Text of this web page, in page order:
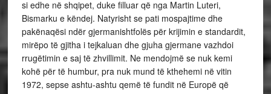
si edhe në shqipet, duke filluar që nga Martin Luteri,
Bismarku e këndej. Natyrisht se pati mospajtime dhe
pakënaqësi ndër gjermanishtfolës për krijimin e standardit,
mirëpo të gjitha i tejkaluan dhe gjuha gjermane vazhdoi
rrugëtimin e saj të zhvillimit. Ne mendojmë se nuk kemi
kohë për të humbur, pra nuk mund të kthehemi në vitin
1972, sepse ashtu-ashtu qemë të fundit në Europë që